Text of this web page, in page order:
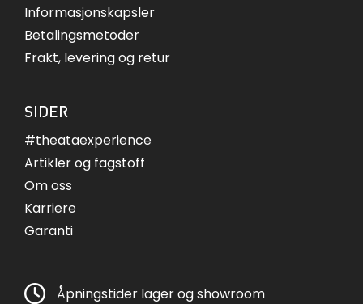
Informasjonskapsler
Betalingsmetoder
Frakt, levering og retur
SIDER
#theataexperience
Artikler og fagstoff
Om oss
Karriere
Garanti
Åpningstider lager og showroom